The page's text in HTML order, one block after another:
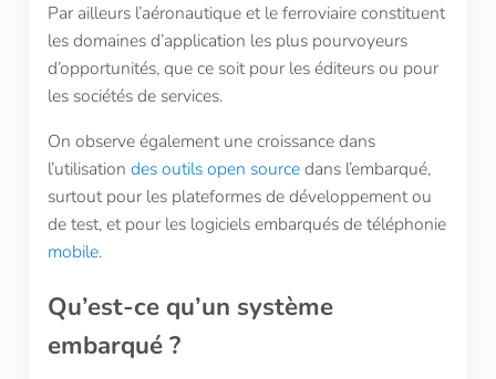
Par ailleurs l’aéronautique et le ferroviaire constituent
les domaines d’application les plus pourvoyeurs
d’opportunités, que ce soit pour les éditeurs ou pour
les sociétés de services.
On observe également une croissance dans
l’utilisation desoutils open sourcedans l’embarqué,
surtout pour les plateformes de développement ou
de test, et pour les logiciels embarqués de téléphonie
mobile.
Qu’est-ce qu’un système
embarqué?